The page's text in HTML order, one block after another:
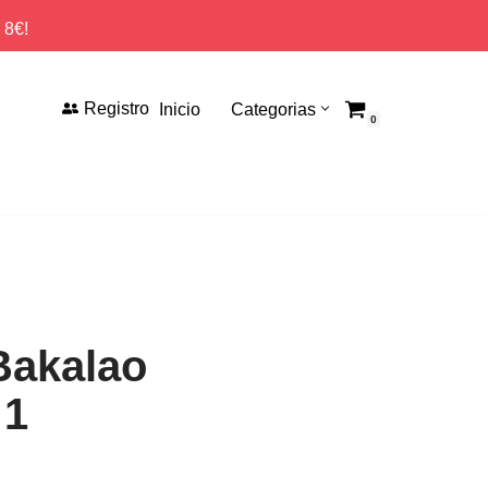
Registro Inicio Categorias
0